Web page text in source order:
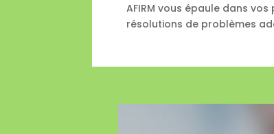
AFIRM vous épaule dans
résolutions de problèmes